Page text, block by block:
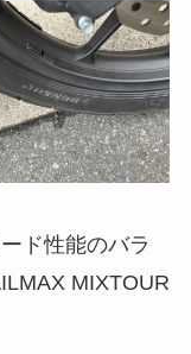
ド性能のバラ
MIXTOUR